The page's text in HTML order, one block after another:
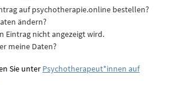
auf psychotherapie.online bestellen?
ändern?
Eintrag nicht angezeigt wird.
meine Daten?
Sie unter Psychotherapeut*innen auf